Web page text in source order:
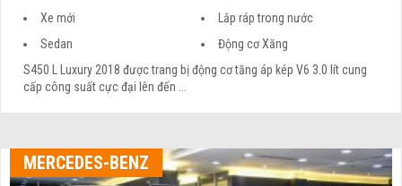
Xe mới
Lắp ráp trong nước
Sedan
Động cơ Xăng
S450 L Luxury 2018 được trang bị động cơ tăng áp kép V6 3.0 lít cung
cấp công suất cực đại lên đến ...
MERCEDES-BENZ